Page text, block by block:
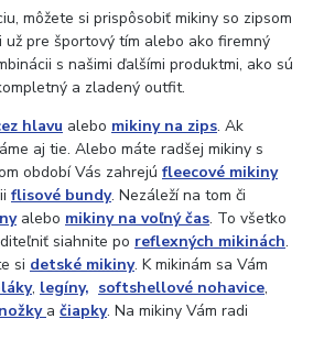
môžete si prispôsobiť mikiny so zipsom
už pre športový tím alebo ako firemný
s našimi ďalšími produktmi, ako sú
a zladený outfit.
hlavu alebo mikiny na zips. Ak
aj tie. Alebo máte radšej mikiny s
období Vás zahrejú fleecové mikiny
flisové bundy. Nezáleží na tom či
alebo mikiny na voľný čas. To všetko
siahnite po reflexných mikinách.
si detské mikiny. K mikinám sa Vám
, legíny, softshellové nohavice,
a čiapky. Na mikiny Vám radi